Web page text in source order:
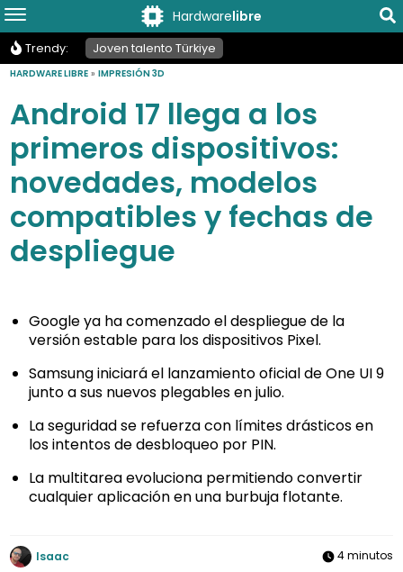
Hardwarelibre
Trendy: Joven talento Türkiye
HARDWARE LIBRE »IMPRESIÓN 3D
Android 17 llega a los
primeros dispositivos:
novedades, modelos
compatibles y fechas de
despliegue
Google ya ha comenzado el despliegue de la
versión estable para los dispositivos Pixel.
Samsung iniciará el lanzamiento oficial de One UI 9
junto a sus nuevos plegables en julio.
La seguridad se refuerza con límites drásticos en
los intentos de desbloqueo por PIN.
La multitarea evoluciona permitiendo convertir
cualquier aplicación en una burbuja flotante.
Isaac
4 minutos